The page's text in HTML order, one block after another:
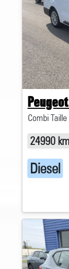
Combi
24990 km
Diesel